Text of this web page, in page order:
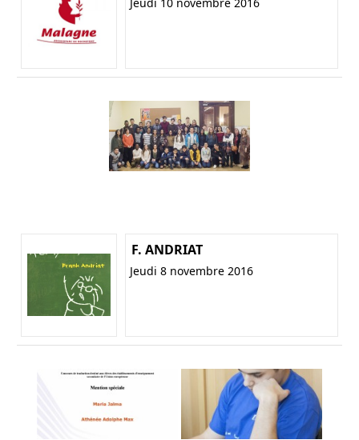
F. ANDRIAT
Jeudi 8 novembre 2016